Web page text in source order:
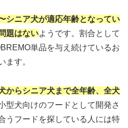
シニア犬が適応年齢となってい
題はないようです。割合として
単品を与え続けているお
ます。
からシニア犬まで全年齢、全犬
型犬向けのフードとして開発さ
うフードを探している人には特